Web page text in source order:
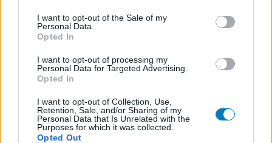
I want to opt-out of the Sale of my
Personal Data.
Opted In
I want to opt-out of processing my
Personal Data for Targeted Advertising.
Opted In
I want to opt-out of Collection, Use,
Retention, Sale, and/or Sharing of my
Personal Data that Is Unrelated with the
Purposes for which it was collected.
Opted Out